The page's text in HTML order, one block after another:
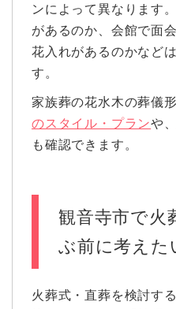
ンによって異なります
があるのか、会館で面
花入れがあるのかなど
す。
家族葬の花水木の葬儀
のスタイル・プランや、
も確認できます。
観音寺市で火
ぶ前に考えた
火葬式・直葬を検討す